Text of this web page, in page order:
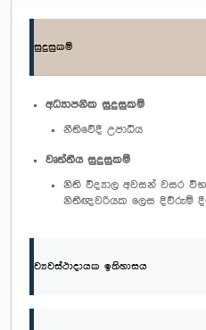
සුදුසුකම්
අධ්‍යාපනික සුදුසුකම්
නීතිවේදී උපාධිය
වෘත්තීය සුදුසුකම්
නිති විද්‍යාල අවසන් වසර
නිතීඥවරියක ලෙස දිව්රුම්
ව්‍යවස්ථාදායක ඉතිහාසය